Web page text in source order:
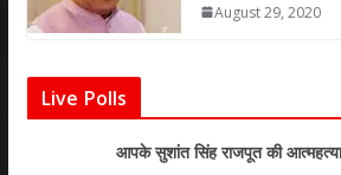
August 29, 2020
Live Polls
आपके सुशांत सिंह राजपूत की आत्महत्या